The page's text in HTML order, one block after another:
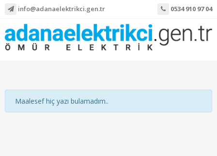
info@adanaelektrikci.gen.tr 0534 910 97 04
Maalesef hiç yazı bulamadım..